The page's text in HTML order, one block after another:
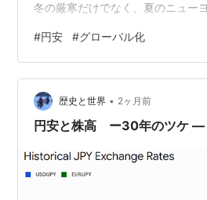
冬の厳寒だけでなく、夏のニュー
ってしまった。 百均に象徴される
入れ、給料が上がらなくても生活
きたことが、かえって仇となった
「100円縛り」がある限り、簡単
ない。それでも品質は向上し、消
#円安 #グローバル化
歴史と世界 • 2ヶ月前
円安と株高 ー30年のツケ ―